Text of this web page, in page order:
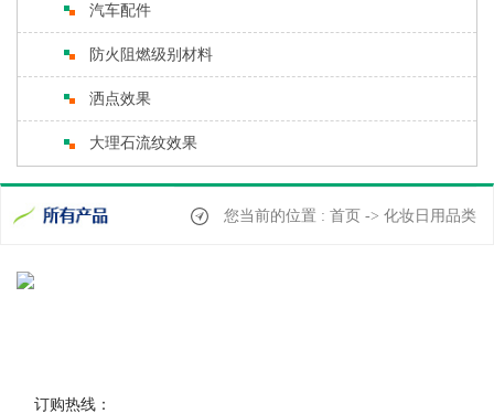
汽车配件
防火阻燃级别材料
洒点效果
大理石流纹效果
您当前的位置 : 首页 -> 化妆日用品类
订购热线：